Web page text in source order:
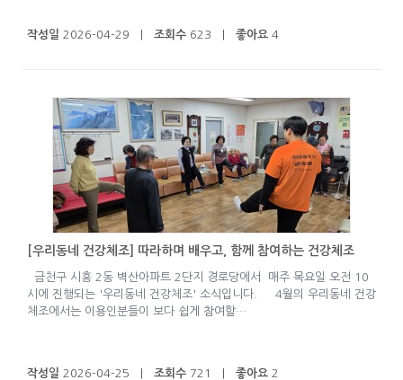
작성일 2026-04-29 | 조회수623 | 좋아요4
[우리동네 건강체조] 따라하며 배우고, 함께 참여하는 건강체조
금천구 시흥 2동 벽산아파트 2단지 경로당에서 매주 목요일 오전 10
시에 진행되는 '우리동네 건강체조' 소식입니다. 4월의 우리동네 건강
체조에서는 이용인분들이 보다 쉽게 참여할…
작성일 2026-04-25 | 조회수721 | 좋아요2